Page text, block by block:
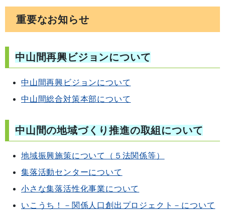
重要なお知らせ
中山間再興ビジョンについて
中山間再興ビジョンについて
中山間総合対策本部について
中山間の地域づくり推進の取組について
地域振興施策について（５法関係等）
集落活動センターについて
小さな集落活性化事業について
いこうち！－関係人口創出プロジェクト－について